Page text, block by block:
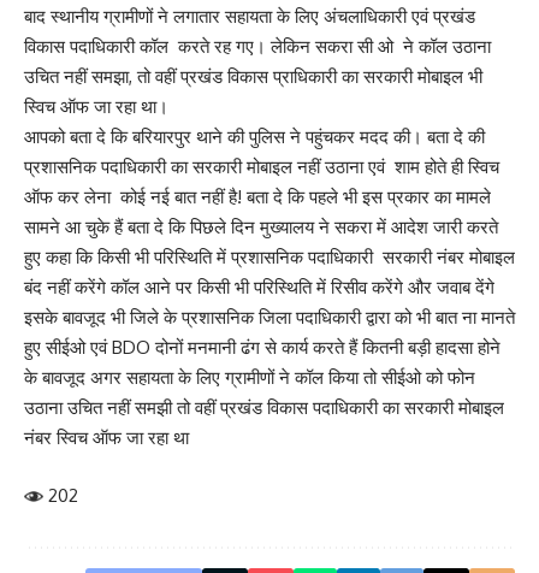
बाद स्थानीय ग्रामीणों ने लगातार सहायता के लिए अंचलाधिकारी एवं प्रखंड
विकास पदाधिकारी कॉल करते रह गए। लेकिन सकरा सी ओ ने कॉल उठाना
उचित नहीं समझा, तो वहीं प्रखंड विकास प्राधिकारी का सरकारी मोबाइल भी
स्विच ऑफ जा रहा था।
आपको बता दे कि बरियारपुर थाने की पुलिस ने पहुंचकर मदद की। बता दे की
प्रशासनिक पदाधिकारी का सरकारी मोबाइल नहीं उठाना एवं शाम होते ही स्विच
ऑफ कर लेना कोई नई बात नहीं है! बता दे कि पहले भी इस प्रकार का मामले
सामने आ चुके हैं बता दे कि पिछले दिन मुख्यालय ने सकरा में आदेश जारी करते
हुए कहा कि किसी भी परिस्थिति में प्रशासनिक पदाधिकारी सरकारी नंबर मोबाइल
बंद नहीं करेंगे कॉल आने पर किसी भी परिस्थिति में रिसीव करेंगे और जवाब देंगे
इसके बावजूद भी जिले के प्रशासनिक जिला पदाधिकारी द्वारा को भी बात ना मानते
हुए सीईओ एवं BDO दोनों मनमानी ढंग से कार्य करते हैं कितनी बड़ी हादसा होने
के बावजूद अगर सहायता के लिए ग्रामीणों ने कॉल किया तो सीईओ को फोन
उठाना उचित नहीं समझी तो वहीं प्रखंड विकास पदाधिकारी का सरकारी मोबाइल
नंबर स्विच ऑफ जा रहा था
202